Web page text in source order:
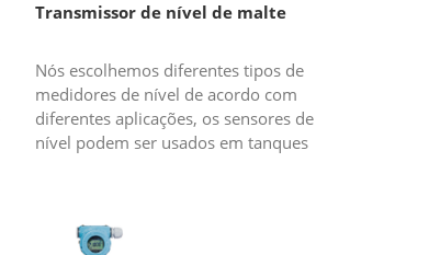
Transmissor de nível de malte
Nós escolhemos diferentes tipos de
medidores de nível de acordo com
diferentes aplicações, os sensores de
nível podem ser usados em tanques